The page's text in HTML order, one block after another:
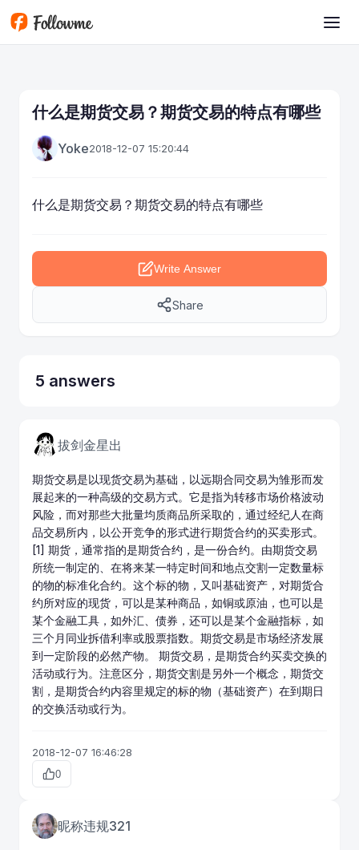
Skip to main content
什么是期货交易？期货交易的特点有哪些
Yoke2018-12-07 15:20:44
什么是期货交易 ？期货交易的特点有哪些
Write Answer
Share
5 answers
拔剑金星出
期货交易是以现货交易为基础，以远期合同交易为雏形而发
展起来的一种高级的交易方式。它是指为转移市场价格波动
风险，而对那些大批量均质商品所采取的，通过经纪人在商
品交易所内，以公开竞争的形式进行期货合约的买卖形式。
[1] 期货，通常指的是期货合约，是一份合约。由期货交易
所统一制定的、在将来某一特定时间和地点交割一定数量标
的物的标准化合约。这个标的物，又叫基础资产，对期货合
约所对应的现货，可以是某种商品，如铜或原油，也可以是
某个金融工具，如外汇、债券，还可以是某个金融指标，如
三个月同业拆借利率或股票指数。期货交易是市场经济发展
到一定阶段的必然产物。 期货交易，是期货合约买卖交换的
活动或行为。注意区分，期货交割是另外一个概念，期货交
割，是期货合约内容里规定的标的物（基础资产）在到期日
的交换活动或行为。
2018-12-07 16:46:28
0
昵称违规321